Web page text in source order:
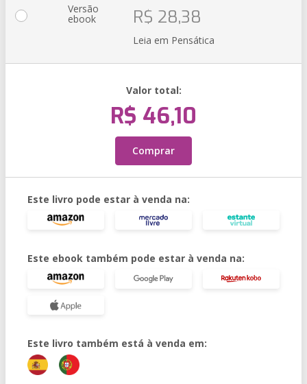
Versão
ebook R$ 28,38
Leia em Pensática
Valor total:
R$ 46,10
Comprar
Este livro pode estar à venda na:
Este ebook também pode estar à venda na:
Este livro também está à venda em: